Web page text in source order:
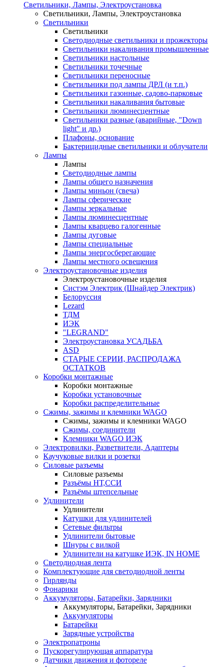
Светильники, Лампы, Электроустановка
Светильники, Лампы, Электроустановка
Светильники
Светильники
Светодиодные светильники и прожекторы
Светильники накаливания промышленные
Светильники настольные
Светильники точечные
Светильники переносные
Светильники под лампы ДРЛ (и т.п.)
Светильники газонные, садово-парковые
Светильники накаливания бытовые
Светильники люминесцентные
Светильники разные (аварийные, "Down
light" и др.)
Плафоны, основание
Бактерицидные светильники и облучатели
Лампы
Лампы
Светодиодные лампы
Лампы общего назначения
Лампы миньон (свеча)
Лампы сферические
Лампы зеркальные
Лампы люминесцентные
Лампы кварцево галогенные
Лампы дуговые
Лампы специальные
Лампы энергосберегающие
Лампы местного освещения
Электроустановочные изделия
Электроустановочные изделия
Систэм Электрик (Шнайдер Электрик)
Белоруссия
Lezard
ТДМ
ИЭК
"LEGRAND"
Электроустановка УСАДЬБА
ASD
СТАРЫЕ СЕРИИ, РАСПРОДАЖА
ОСТАТКОВ
Коробки монтажные
Коробки монтажные
Коробки установочные
Коробки распределительные
Сжимы, зажимы и клемники WAGO
Сжимы, зажимы и клемники WAGO
Сжимы, соединители
Клемники WAGO ИЭК
Электровилки, Разветвители, Адаптеры
Каучуковые вилки и розетки
Силовые разъемы
Силовые разъемы
Разъёмы НТ,ССИ
Разъёмы штепсельные
Удлинители
Удлинители
Катушки для удлинителей
Сетевые фильтры
Удлинители бытовые
Шнуры с вилкой
Удлинители на катушке ИЭК, IN HOME
Светодиодная лента
Комплектующие для светодиодной ленты
Гирлянды
Фонарики
Аккумуляторы, Батарейки, Зарядники
Аккумуляторы, Батарейки, Зарядники
Аккумуляторы
Батарейки
Зарядные устройства
Электропатроны
Пускорегулирующая аппаратура
Датчики движения и фотореле